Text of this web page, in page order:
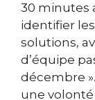
30 minutes
identifier
solutions,
d’équipe
décembre
une